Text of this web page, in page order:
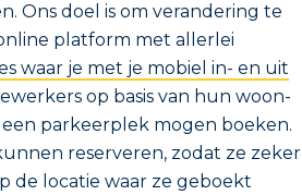
Ons doel is om verandering te
platform met allerlei
waar je met je mobiel in- en uit
op basis van hun woon-
parkeerplek mogen boeken.
reserveren, zodat ze zeker
de locatie waar ze geboekt